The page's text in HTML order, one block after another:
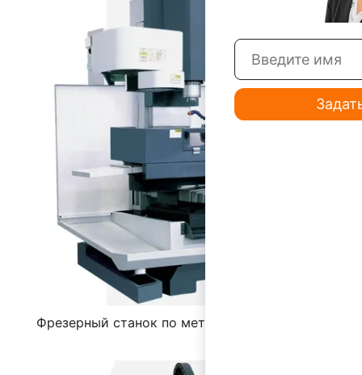
Фрезерный станок по металлу с ЧПУ XK7136